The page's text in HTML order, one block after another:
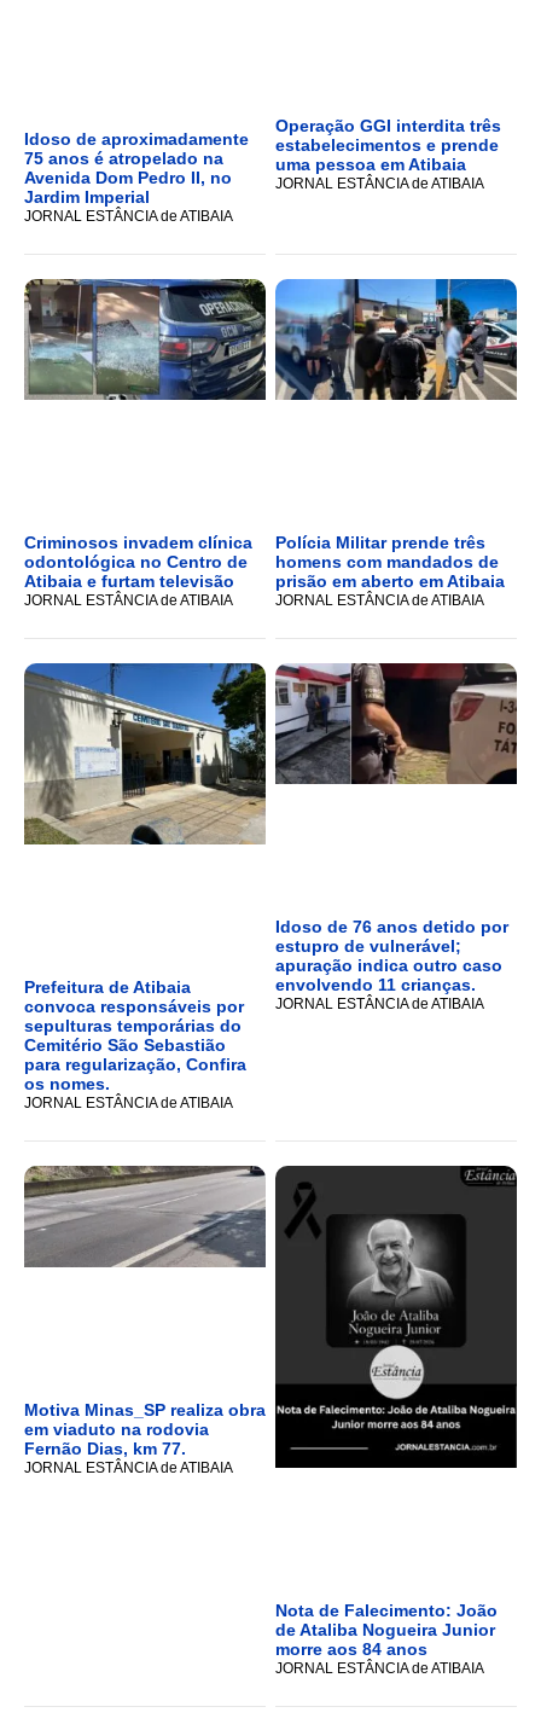
Idoso de aproximadamente
75 anos é atropelado na
Avenida Dom Pedro II, no
Jardim Imperial
JORNAL ESTÂNCIA de ATIBAIA
Operação GGI interdita três
estabelecimentos e prende
uma pessoa em Atibaia
JORNAL ESTÂNCIA de ATIBAIA
Criminosos invadem clínica
odontológica no Centro de
Atibaia e furtam televisão
JORNAL ESTÂNCIA de ATIBAIA
Polícia Militar prende três
homens com mandados de
prisão em aberto em Atibaia
JORNAL ESTÂNCIA de ATIBAIA
Prefeitura de Atibaia
convoca responsáveis por
sepulturas temporárias do
Cemitério São Sebastião
para regularização, Confira
os nomes.
JORNAL ESTÂNCIA de ATIBAIA
Idoso de 76 anos detido por
estupro de vulnerável;
apuração indica outro caso
envolvendo 11 crianças.
JORNAL ESTÂNCIA de ATIBAIA
Motiva Minas_SP realiza obra
em viaduto na rodovia
Fernão Dias, km 77.
JORNAL ESTÂNCIA de ATIBAIA
Nota de Falecimento: João
de Ataliba Nogueira Junior
morre aos 84 anos
JORNAL ESTÂNCIA de ATIBAIA